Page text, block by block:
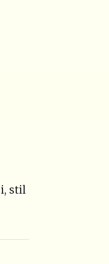
stil